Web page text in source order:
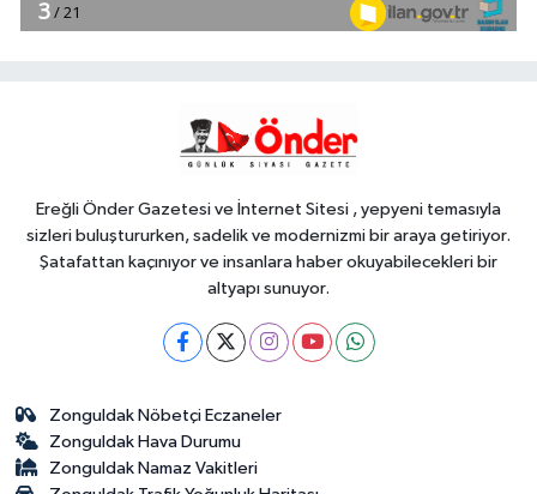
Vatan'da 'yapay zekâ' çıkışı
4 ülkeye yeni atama
Ereğli Önder Gazetesi ve İnternet Sitesi , yepyeni temasıyla
sizleri buluştururken, sadelik ve modernizmi bir araya getiriyor.
Şatafattan kaçınıyor ve insanlara haber okuyabilecekleri bir
altyapı sunuyor.
Zonguldak Nöbetçi Eczaneler
Zonguldak Hava Durumu
Zonguldak Namaz Vakitleri